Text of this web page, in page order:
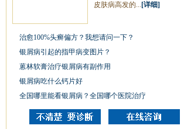
皮肤病高发的... [详细]
治愈100%头癣偏方？我想请问一下？
银屑病引起的指甲病变图片？
蒽林软膏治疗银屑病有副作用
银屑病吃什么钙片好
全国哪里能看银屑病？全国哪个医院治疗